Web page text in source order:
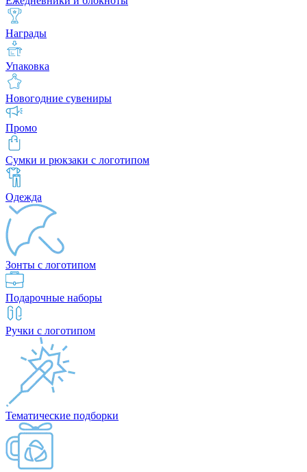
Награды
Упаковка
Новогодние сувениры
Промо
Сумки и рюкзаки с логотипом
Одежда
Зонты с логотипом
Подарочные наборы
Ручки с логотипом
Тематические подборки